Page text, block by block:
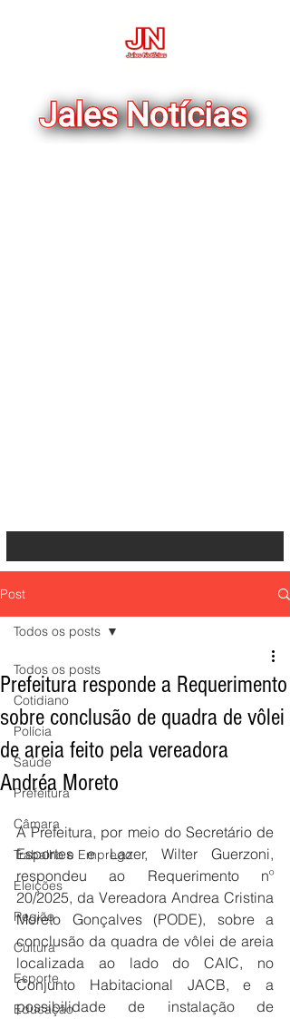
Post
Todos os posts
Cotidiano
Polícia
Saúde
Prefeitura
Câmara
Trabalho e Emprego
Eleições
Região
Cultura
Esporte
Educação
Todos os posts
Prefeitura responde a Requerimento
sobre conclusão de quadra de vôlei
de areia feito pela vereadora
Andréa Moreto
A Prefeitura, por meio do Secretário de
Esportes e Lazer, Wilter Guerzoni,
respondeu ao Requerimento nº
20/2025, da Vereadora Andrea Cristina
Moreto Gonçalves (PODE), sobre a
conclusão da quadra de vôlei de areia
localizada ao lado do CAIC, no
Conjunto Habitacional JACB, e a
possibilidade de instalação de